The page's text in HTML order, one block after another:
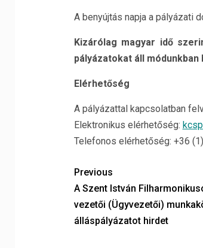
A benyújtás napja a pályázati
Kizárólag magyar idő
pályázatokat áll módunkban
Elérhetőség
A pályázattal kapcsolatban
Elektronikus elérhetőség:
Telefonos elérhetőség: +36
Previous
A Szent István
vezetői (Ügyvezetői)
álláspályázatot hirdet